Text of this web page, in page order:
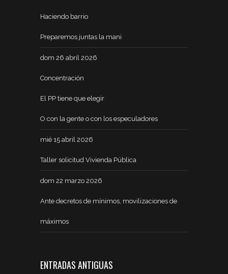
Haciendo barrio
Preparemos juntas la mani
dom 26 abril 2026
Concentración
El PP tiene que elegir
O con la gente o con los especuladores
mié 15 abril 2026
Taller solicitud Vivienda Pública
dom 22 marzo 2026
Ante decretos de mínimos, movilizaciones de
máximos
ENTRADAS ANTIGUAS